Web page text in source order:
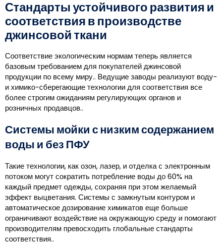
Стандарты устойчивого развития и
соответствия в производстве
джинсовой ткани
Соответствие экологическим нормам теперь является
базовым требованием для покупателей джинсовой
продукции по всему миру.. Ведущие заводы реализуют воду-
и химико-сберегающие технологии для соответствия все
более строгим ожиданиям регулирующих органов и
розничных продавцов..
Системы мойки с низким содержанием
воды и без ПФУ
Такие технологии, как озон, лазер, и отделка с электронным
потоком могут сократить потребление воды до 60% на
каждый предмет одежды, сохраняя при этом желаемый
эффект выцветания. Системы с замкнутым контуром и
автоматическое дозирование химикатов еще больше
ограничивают воздействие на окружающую среду и помогают
производителям превосходить глобальные стандарты
соответствия..